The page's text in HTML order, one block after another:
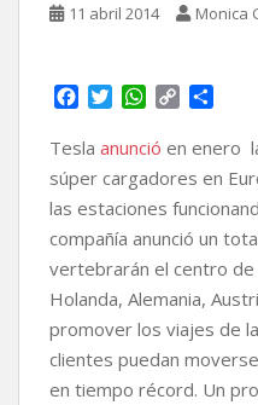
11 abril 2014 Monica
c
e
b
o
o
k
i
t
t
e
r
W
a
t
s
A
p
p
p
y
L
i
n
k
m
p
a
r
t
i
r
Tesla anunció en enero
súper cargadores en
las estaciones
compañía anunció un
vertebrarán el centro de
Holanda, Alemania,
promover los viajes de
clientes puedan
en tiempo récord. Un